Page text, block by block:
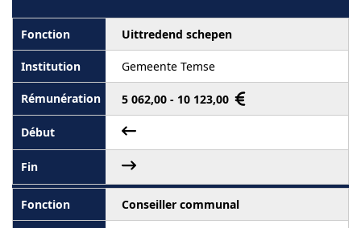
Uittredend schepen
Gemeente Temse
5 062,00 - 10 123,00
Conseiller communal